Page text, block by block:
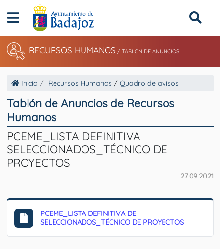
RECURSOS HUMANOS / TABLÓN DE ANUNCIOS
Inicio Recursos Humanos / Quadro de avisos
Tablón de Anuncios de Recursos
Humanos
PCEME_LISTA DEFINITIVA
SELECCIONADOS_TÉCNICO DE
PROYECTOS
27.09.2021
PCEME_LISTA DEFINITIVA DE
SELECCIONADOS_TÉCNICO DE PROYECTOS